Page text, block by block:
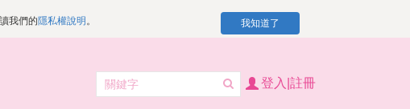
我們的隱私權說明 。 我知道了
登入|註冊